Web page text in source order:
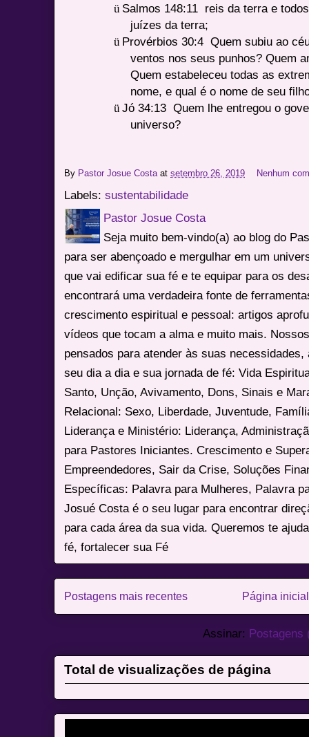
ü Salmos 148:11 reis da terra e
juízes da terra;
ü Provérbios 30:4 Quem subiu ao
ventos nos seus punhos? Quem
Quem estabeleceu todas as
nome, e qual é o nome de seu
ü Jó 34:13 Quem lhe entregou o
universo?
By Pastor Josue Costa atsetembro 26, 2019 Nenhum
Labels:sustentabilidade
Pastor Josue Costa
Seja muito bem-vindo(a) ao blog do
para ser abençoado e mergulhar em um
que vai edificar sua fé e te equipar para os
encontrará uma verdadeira fonte de
crescimento espiritual e pessoal: artigos
vídeos que tocam a alma e muito mais.
pensados para atender às suas
seu dia a dia e sua jornada de fé: Vida
Santo, Unção, Avivamento, Dons, Sinais e
Relacional: Sexo, Liberdade, Juventude,
Liderança e Ministério: Liderança,
para Pastores Iniciantes. Crescimento e
Empreendedores, Sair da Crise, Soluções
Específicas: Palavra para Mulheres, Palavra
Josué Costa é o seu lugar para encontrar
para cada área da sua vida. Queremos te
fé, fortalecer sua Fé
Postagens mais recentes Página inicial
Assinar: Postagens
Total de visualizações de página